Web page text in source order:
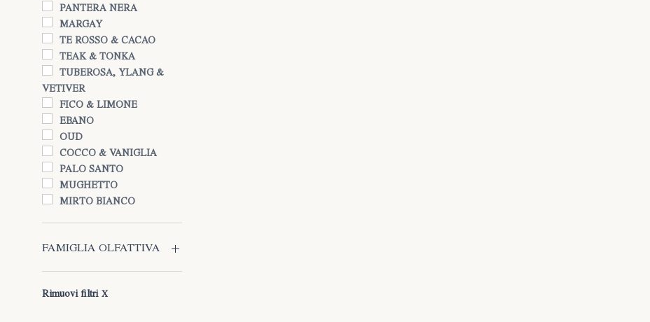
PANTERA NERA
MARGAY
TE ROSSO & CACAO
TEAK & TONKA
TUBEROSA, YLANG &
VETIVER
FICO & LIMONE
EBANO
OUD
COCCO & VANIGLIA
PALO SANTO
MUGHETTO
MIRTO BIANCO
FAMIGLIA OLFATTIVA
AGRUMATA
FLOREALE
Rimuovi filtri X